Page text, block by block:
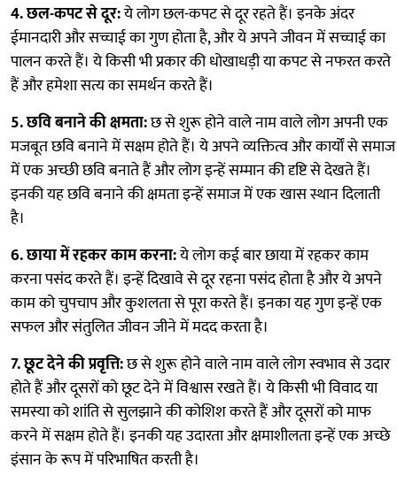
4. छल-कपट से दूर:ये लोग छल-कपट से दूर रहते हैं। इनके अंदर
ईमानदारी और सच्चाई का गुण होता है, और ये अपने जीवन में सच्चाई का
पालन करते हैं। ये किसी भी प्रकार की धोखाधड़ी या कपट से नफरत करते
हैं और हमेशा सत्य का समर्थन करते हैं।
5. छवि बनाने की क्षमता:छ से शुरू होने वाले नाम वाले लोग अपनी एक
मजबूत छवि बनाने में सक्षम होते हैं। ये अपने व्यक्तित्व और कार्यों से समाज
में एक अच्छी छवि बनाते हैं और लोग इन्हें सम्मान की दृष्टि से देखते हैं।
इनकी यह छवि बनाने की क्षमता इन्हें समाज में एक खास स्थान दिलाती
है।
6. छाया में रहकर काम करना:ये लोग कई बार छाया में रहकर काम
करना पसंद करते हैं। इन्हें दिखावे से दूर रहना पसंद होता है और ये अपने
काम को चुपचाप और कुशलता से पूरा करते हैं। इनका यह गुण इन्हें एक
सफल और संतुलित जीवन जीने में मदद करता है।
7. छूट देने की प्रवृत्ति:छ से शुरू होने वाले नाम वाले लोग स्वभाव से उदार
होते हैं और दूसरों को छूट देने में विश्वास रखते हैं। ये किसी भी विवाद या
समस्या को शांति से सुलझाने की कोशिश करते हैं और दूसरों को माफ
करने में सक्षम होते हैं। इनकी यह उदारता और क्षमाशीलता इन्हें एक अच्छे
इंसान के रूप में परिभाषित करती है।